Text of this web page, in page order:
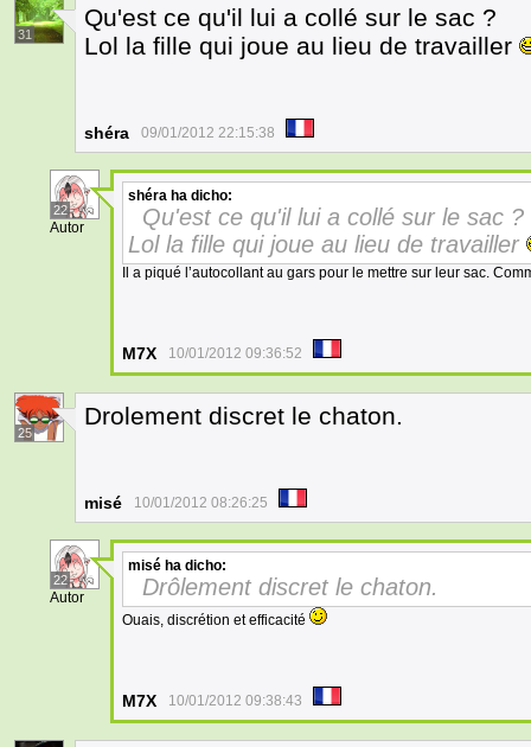
31
Qu'est ce qu'il lui a collé sur le sac ?
Lol la fille qui joue au lieu de travailler
shéra 09/01/2012 22:15:38
22
Autor
shéra ha dicho:
Qu'est ce qu'il lui a collé sur le sac ?
Lol la fille qui joue au lieu de travailler
Il a piqué l’autocollant au gars pour le mettre sur leur sac.
M7X 10/01/2012 09:36:52
25
Drolement discret le chaton.
misé 10/01/2012 08:26:25
22
Autor
misé ha dicho:
Drôlement discret le chaton.
Ouais, discrétion et efficacité
M7X 10/01/2012 09:38:43